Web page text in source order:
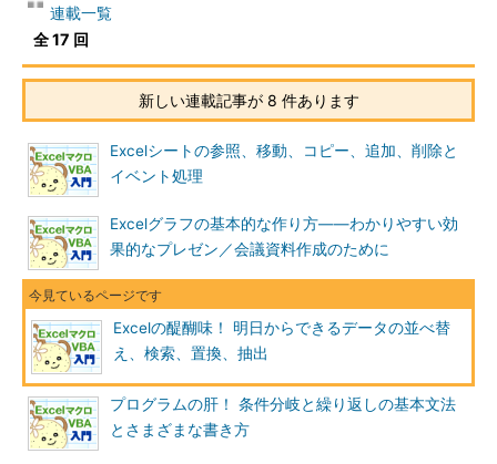
連載一覧
全 17 回
新しい連載記事が 8 件あります
Excelシートの参照、移動、コピー、追加、削除と
イベント処理
Excelグラフの基本的な作り方――わかりやすい効
果的なプレゼン／会議資料作成のために
Excelの醍醐味！ 明日からできるデータの並べ替
え、検索、置換、抽出
プログラムの肝！ 条件分岐と繰り返しの基本文法
とさまざまな書き方